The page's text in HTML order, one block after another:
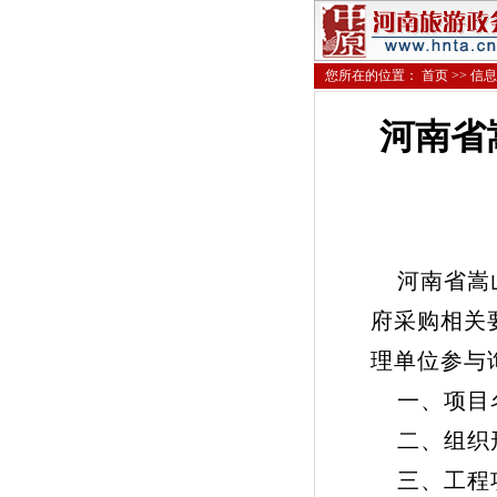
您所在的位置： 首页 >> 信
河南省
河南省嵩
府采购相关
理单位参与
一、项目
二、组织
三、工程